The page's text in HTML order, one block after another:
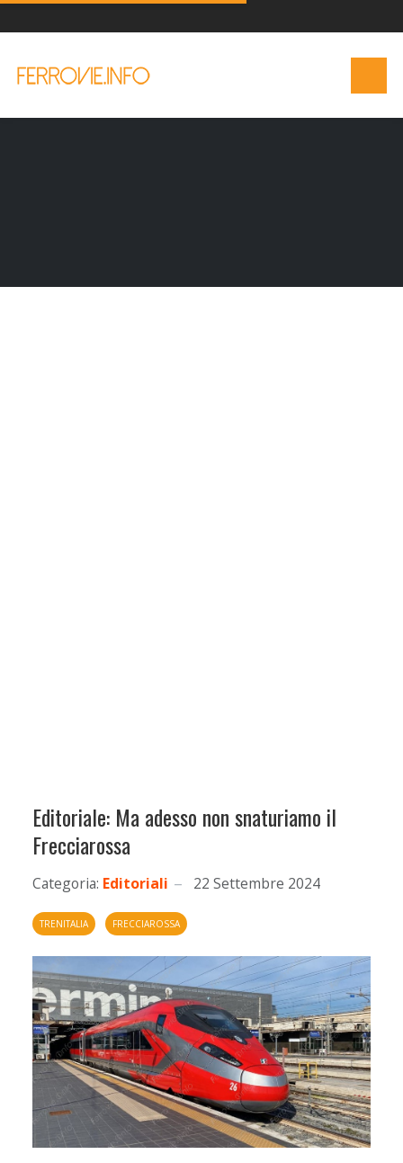
Editoriale: Ma adesso non snaturiamo il
Frecciarossa
Categoria: Editoriali 22 Settembre 2024
TRENITALIA FRECCIAROSSA